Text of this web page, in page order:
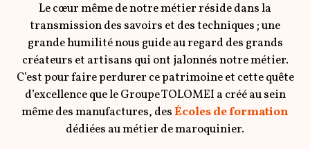
Le cœur même de notre métier réside dans la
transmission des savoirs et des techniques ; une
grande humilité nous guide au regard des grands
créateurs et artisans qui ont jalonnés notre métier.
C’est pour faire perdurer ce patrimoine et cette quête
d’excellence que le Groupe TOLOMEI a créé au sein
même des manufactures, desÉcoles de formation
dédiées au métier de maroquinier.